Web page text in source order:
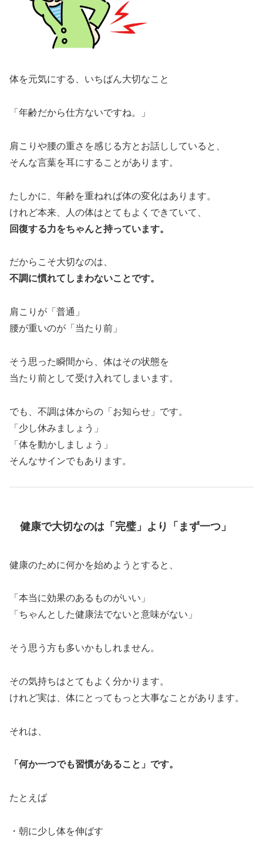
体を元気にする、いちばん大切なこと
「年齢だから仕方ないですね。」
肩こりや腰の重さを感じる方とお話ししていると、
そんな言葉を耳にすることがあります。
たしかに、年齢を重ねれば体の変化はあります。
けれど本来、人の体はとてもよくできていて、
回復する力をちゃんと持っています。
だからこそ大切なのは、
不調に慣れてしまわないことです。
肩こりが「普通」
腰が重いのが「当たり前」
そう思った瞬間から、体はその状態を
当たり前として受け入れてしまいます。
でも、不調は体からの「お知らせ」です。
「少し休みましょう」
「体を動かしましょう」
そんなサインでもあります。
健康で大切なのは「完璧」より「まず一つ」
健康のために何かを始めようとすると、
「本当に効果のあるものがいい」
「ちゃんとした健康法でないと意味がない」
そう思う方も多いかもしれません。
その気持ちはとてもよく分かります。
けれど実は、体にとってもっと大事なことがあります。
それは、
「何か一つでも習慣があること」です。
たとえば
・朝に少し体を伸ばす